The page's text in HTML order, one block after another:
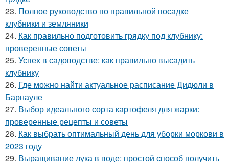
23. Полное руководство по правильной посадке
клубники и земляники
24. Как правильно подготовить грядку под клубнику:
проверенные советы
25. Успех в садоводстве: как правильно высадить
клубнику
26. Где можно найти актуальное расписание Дидюли в
Барнауле
27. Выбор идеального сорта картофеля для жарки:
проверенные рецепты и советы
28. Как выбрать оптимальный день для уборки моркови в
2023 году
29. Выращивание лука в воде: простой способ получить